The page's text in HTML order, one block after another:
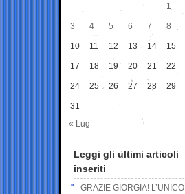
1
3 4 5 6 7 8
10 11 12 13 14 15
17 18 19 20 21 22
24 25 26 27 28 29
31
« Lug
Leggi gli ultimi articoli
inseriti
GRAZIE GIORGIA! L’UNICO